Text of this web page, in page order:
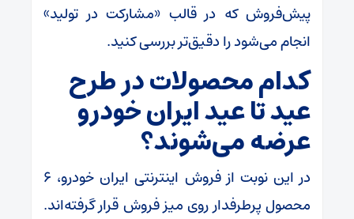
پیش‌فروش که در قالب «مشارکت در تولید»
انجام می‌شود را دقیق‌تر بررسی کنید.
کدام محصولات در طرح
عید تا عید ایران خودرو
عرضه می‌شوند؟
در این نوبت از فروش اینترنتی ایران خودرو، 6
محصول پرطرفدار روی میز فروش قرار گرفته‌اند.